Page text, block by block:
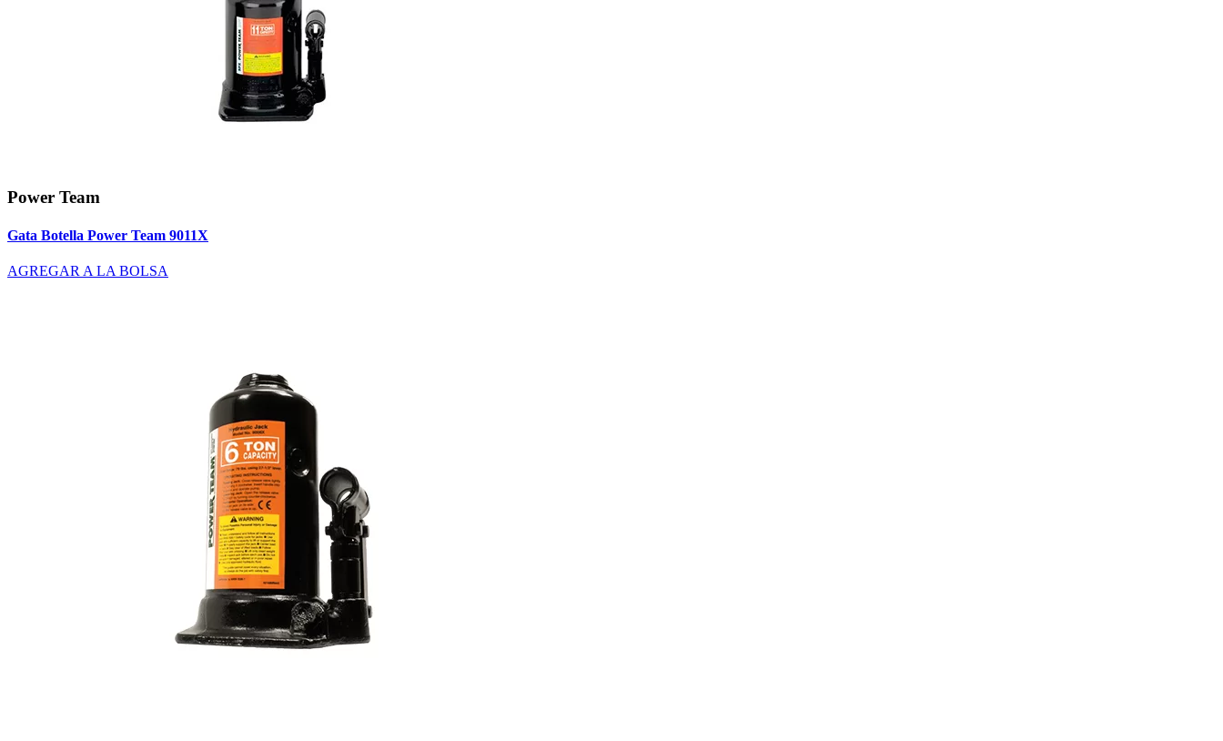
Power Team
Gata Botella Power Team 9011X
AGREGAR A LA BOLSA